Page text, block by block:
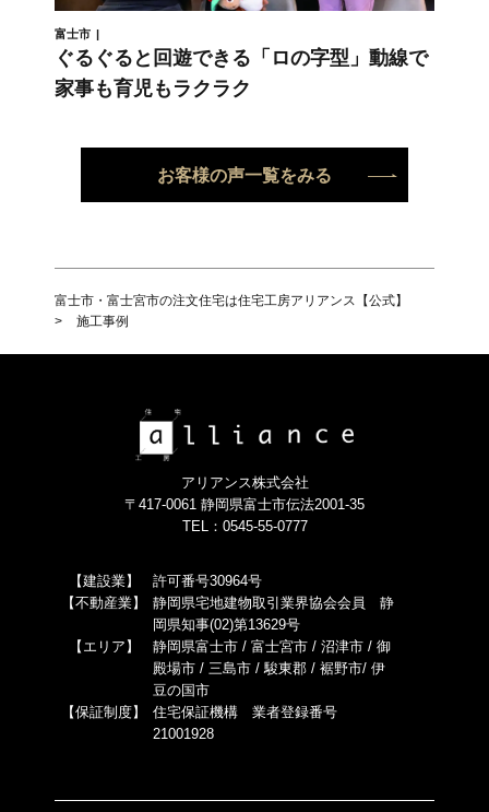
富士市
ぐるぐると回遊できる「ロの字型」動線で
家事も育児もラクラク
お客様の声一覧をみる
富士市・富士宮市の注文住宅は住宅工房アリアンス【公式】
>
施工事例
アリアンス株式会社
〒417-0061 静岡県富士市伝法2001-35
TEL：0545-55-0777
【建設業】
許可番号30964号
【不動産業】
静岡県宅地建物取引業界協会会員 静
岡県知事(02)第13629号
【エリア】
静岡県富士市 / 富士宮市 / 沼津市 / 御
殿場市 / 三島市 / 駿東郡 / 裾野市/ 伊
豆の国市
【保証制度】
住宅保証機構 業者登録番号
21001928